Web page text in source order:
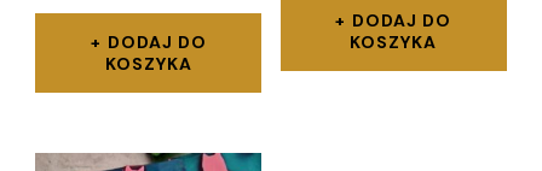
DODAJ DO
KOSZYKA
DODAJ DO
KOSZYKA